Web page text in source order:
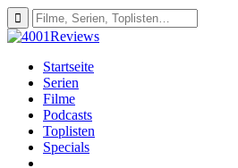
Startseite
Serien
Filme
Podcasts
Toplisten
Specials